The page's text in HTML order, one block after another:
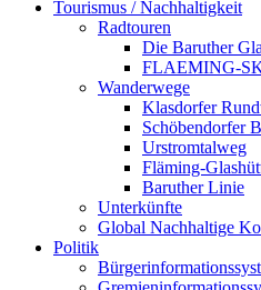
Tourismus / Nachhaltigkeit
Radtouren
Die Baruther
FLAEMING-
Wanderwege
Klasdorfer
Schöbendorfer
Urstromtalweg
Fläming-
Baruther Linie
Unterkünfte
Global Nachhaltige
Politik